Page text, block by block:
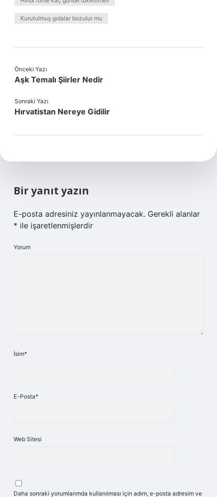
Kurutulmuş gıdalar bozulur mu
Önceki Yazı
Aşk Temalı Şiirler Nedir
Sonraki Yazı
Hırvatistan Nereye Gidilir
Bir yanıt yazın
E-posta adresiniz yayınlanmayacak. Gerekli alanlar
* ile işaretlenmişlerdir
Yorum
İsim*
E-Posta*
Web Sitesi
Daha sonraki yorumlarımda kullanılması için adım, e-posta adresim ve